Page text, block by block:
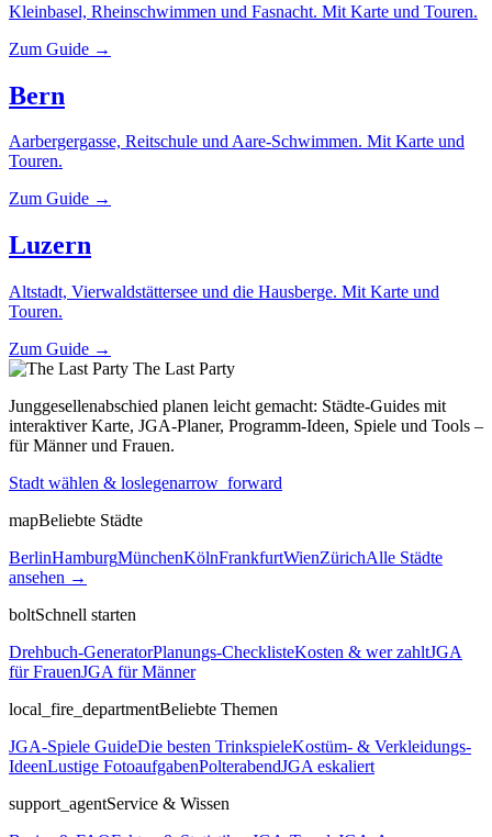
Kleinbasel, Rheinschwimmen und Fasnacht. Mit Karte und Touren.
Zum Guide →
Bern
Aarbergergasse, Reitschule und Aare-Schwimmen. Mit Karte und
Touren.
Zum Guide →
Luzern
Altstadt, Vierwaldstättersee und die Hausberge. Mit Karte und
Touren.
Zum Guide →
The Last Party
Junggesellenabschied planen leicht gemacht: Städte-Guides mit
interaktiver Karte, JGA-Planer, Programm-Ideen, Spiele und Tools –
für Männer und Frauen.
Stadt wählen & loslegenarrow_forward
mapBeliebte Städte
BerlinHamburgMünchenKölnFrankfurtWienZürichAlle Städte
ansehen →
boltSchnell starten
Drehbuch-GeneratorPlanungs-ChecklisteKosten & wer zahltJGA
für FrauenJGA für Männer
local_fire_departmentBeliebte Themen
JGA-Spiele GuideDie besten TrinkspieleKostüm- & Verkleidungs-
IdeenLustige FotoaufgabenPolterabendJGA eskaliert
support_agentService & Wissen